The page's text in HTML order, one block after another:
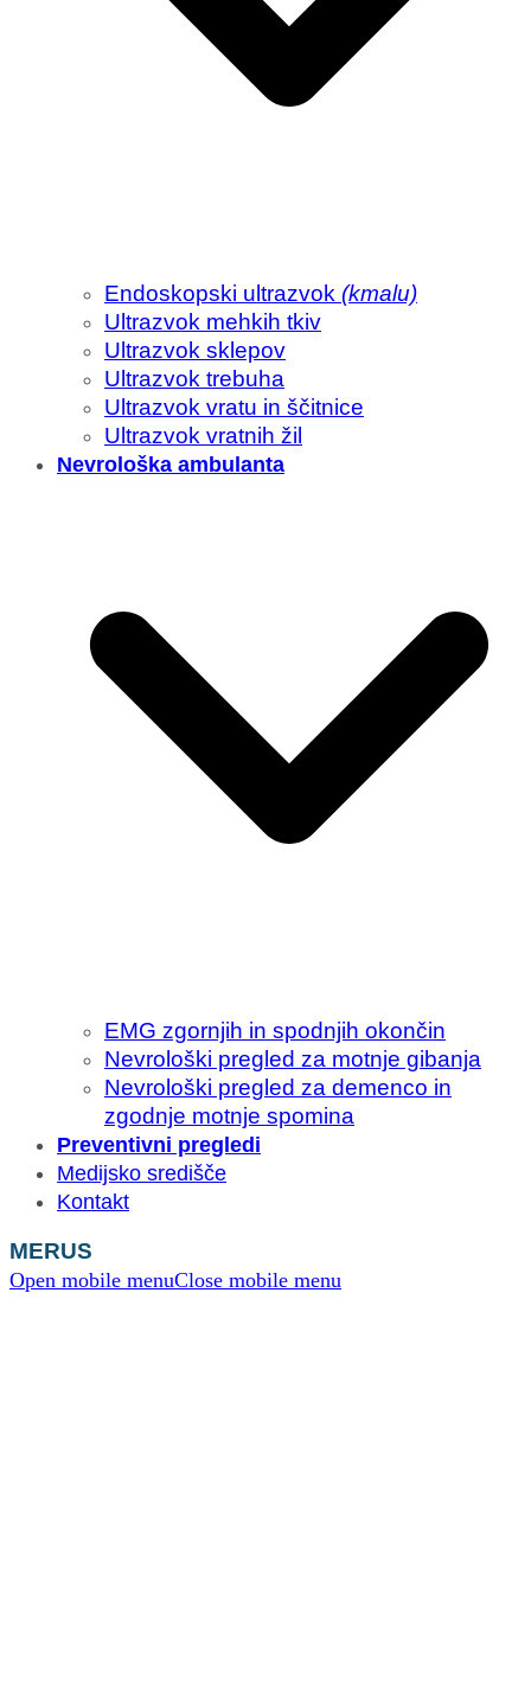
Endoskopski ultrazvok (kmalu)
Ultrazvok mehkih tkiv
Ultrazvok sklepov
Ultrazvok trebuha
Ultrazvok vratu in ščitnice
Ultrazvok vratnih žil
Nevrološka ambulanta
EMG zgornjih in spodnjih okončin
Nevrološki pregled za motnje gibanja
Nevrološki pregled za demenco in
zgodnje motnje spomina
Preventivni pregledi
Medijsko središče
Kontakt
MERUS
Open mobile menuClose mobile menu